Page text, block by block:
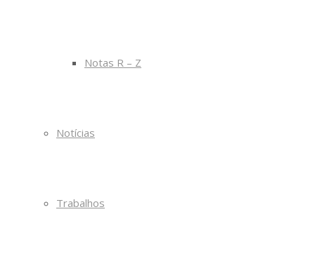
Notas R – Z
Notícias
Trabalhos